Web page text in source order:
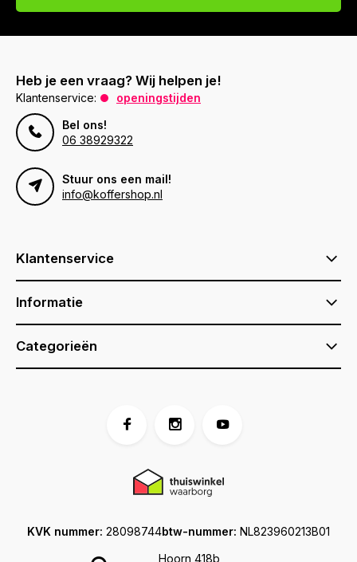
Heb je een vraag? Wij helpen je!
Klantenservice:
openingstijden
Bel ons!
06 38929322
Stuur ons een mail!
info@koffershop.nl
Klantenservice
Informatie
Categorieën
Hoorn 418b
KVK nummer: 28098744btw-nummer: NL823960213B01